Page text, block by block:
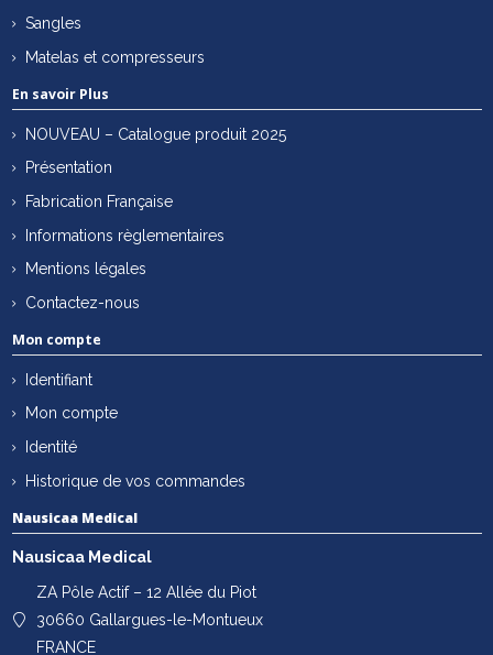
Sangles
Matelas et compresseurs
En savoir Plus
NOUVEAU – Catalogue produit 2025
Présentation
Fabrication Française
Informations règlementaires
Mentions légales
Contactez-nous
Mon compte
Identifiant
Mon compte
Identité
Historique de vos commandes
Nausicaa Medical
Nausicaa Medical
ZA Pôle Actif – 12 Allée du Piot
30660 Gallargues-le-Montueux
FRANCE